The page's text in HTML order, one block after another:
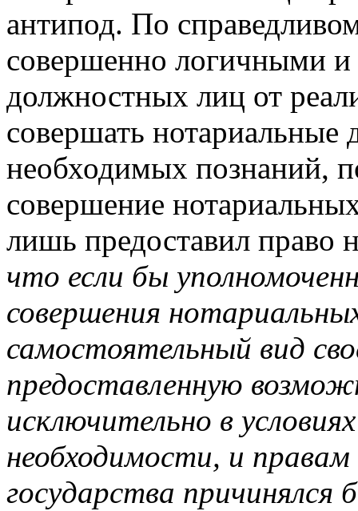
антипод. По
совершенно логичными
должностных лиц от
совершать нотариальные
необходимых познаний,
совершение
лишь предоставил право
что если бы
совершения
самостоятельный вид
предоставленную
исключительно в
необходимости, и
государства причинялся